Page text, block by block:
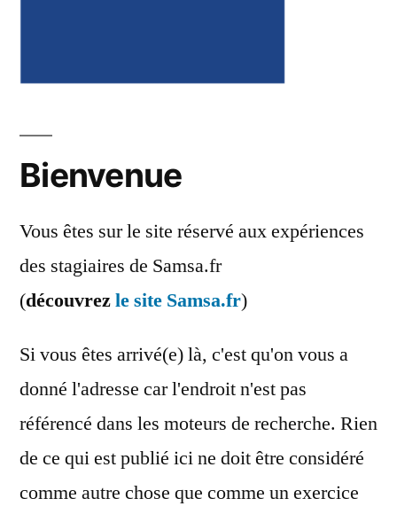
Bienvenue
Vous êtes sur le site réservé aux expériences
des stagiaires de Samsa.fr
(découvrezle site Samsa.fr)
Si vous êtes arrivé(e) là, c'est qu'on vous a
donné l'adresse car l'endroit n'est pas
référencé dans les moteurs de recherche. Rien
de ce qui est publié ici ne doit être considéré
comme autre chose que comme un exercice